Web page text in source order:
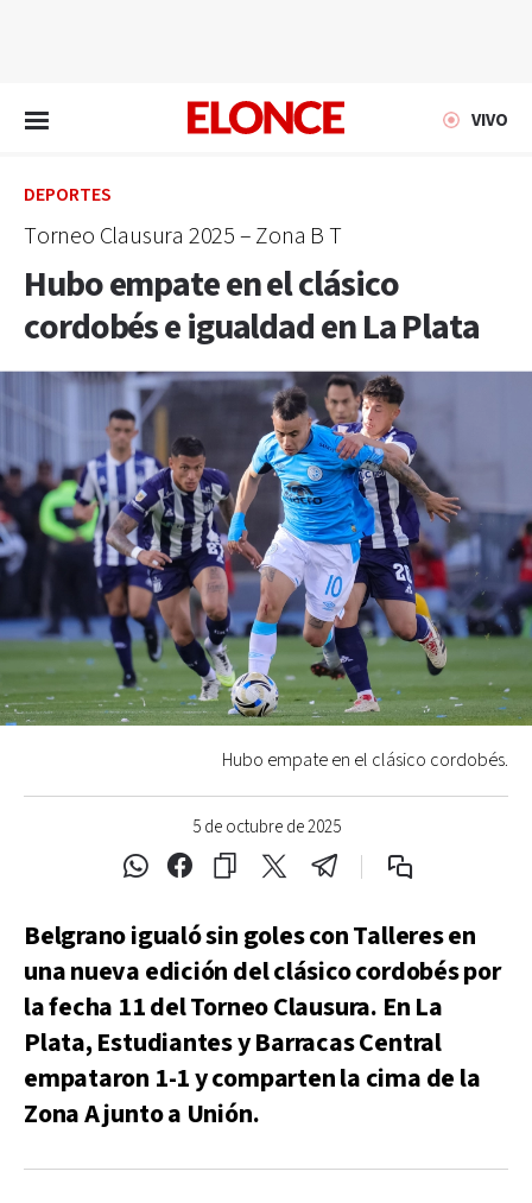
VIVO
DEPORTES
Torneo Clausura 2025 – Zona B T
Hubo empate en el clásico
cordobés e igualdad en La Plata
5 de octubre de 2025
Hubo empate en el clásico cordobés.
Belgrano igualó sin goles con Talleres en
una nueva edición del clásico cordobés por
la fecha 11 del Torneo Clausura. En La
Plata, Estudiantes y Barracas Central
empataron 1-1 y comparten la cima de la
Zona A junto a Unión.